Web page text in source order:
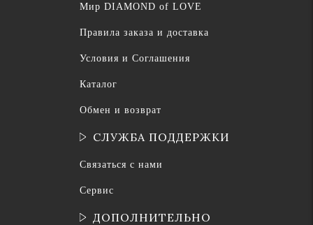
Мир DIAMOND of LOVE
Правила заказа и доставка
Условия и Соглашения
Каталог
Обмен и возврат
СЛУЖБА ПОДДЕРЖКИ
Связаться с нами
Сервис
ДОПОЛНИТЕЛЬНО